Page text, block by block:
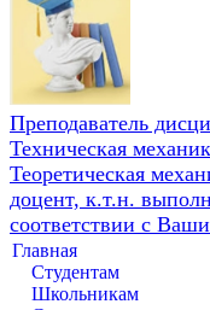
Преподаватель
Техническая
Теоретическая
доцент, к.т.н.
соответствии с
Главная
Студентам
Школьникам